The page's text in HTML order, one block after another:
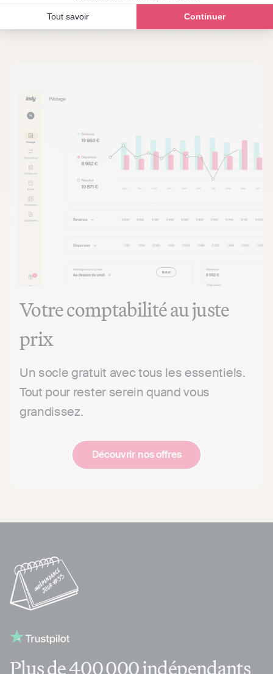
Tout savoir Continuer
Votre comptabilitéau juste
prix
Un socle gratuit avec tous les essentiels.
Tout pour rester serein quand vous
grandissez.
Découvrir nos offres
Plus de 400 000 indépendants